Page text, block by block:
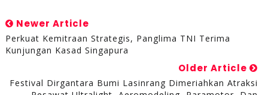
Newer Article
Perkuat Kemitraan Strategis, Panglima TNI Terima
Kunjungan Kasad Singapura
Older Article
Festival Dirgantara Bumi Lasinrang Dimeriahkan Atraksi